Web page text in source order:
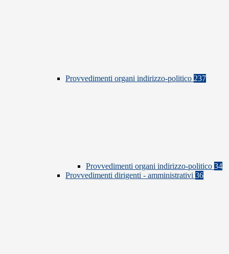
Provvedimenti organi indirizzo-politico 237
Provvedimenti organi indirizzo-politico 34
Provvedimenti dirigenti - amministrativi 36